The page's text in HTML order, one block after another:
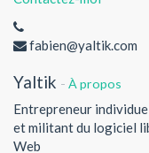
fabien@yaltik.com
Yaltik - À propos
Entrepreneur
et militant du logiciel
Web